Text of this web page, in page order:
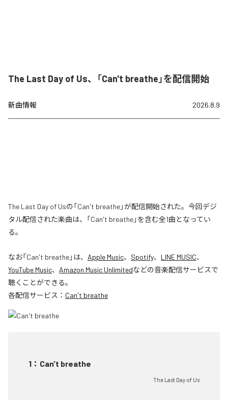
The Last Day of Us、「Can't breathe」を配信開始
新曲情報 2026.8.9
The Last Day of Usの「Can't breathe」が配信開始された。今回デジ
タル配信された楽曲は、「Can't breathe」を含む全1曲となってい
る。
なお「Can't breathe」は、 Apple Music、 Spotify、 LINE MUSIC、
YouTube Music、 Amazon Music Unlimitedなどの音楽配信サービスで
聴くことができる。
各配信サービス： Can't breathe
1 ： Can't breathe
The Last Day of Us